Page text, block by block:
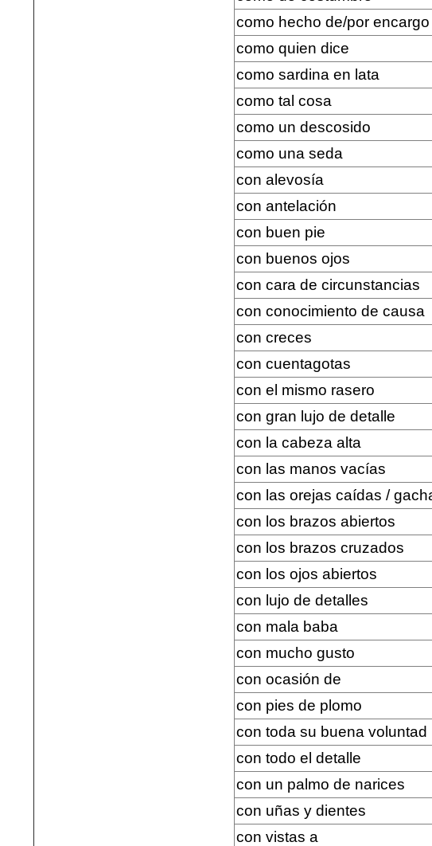
como hecho de/por encargo
como quien dice
como sardina en lata
como tal cosa
como un descosido
como una seda
con alevosía
con antelación
con buen pie
con buenos ojos
con cara de circunstancias
con conocimiento de causa
con creces
con cuentagotas
con el mismo rasero
con gran lujo de detalle
con la cabeza alta
con las manos vacías
con las orejas caídas /
con los brazos abiertos
con los brazos cruzados
con los ojos abiertos
con lujo de detalles
con mala baba
con mucho gusto
con ocasión de
con pies de plomo
con toda su buena voluntad
con todo el detalle
con un palmo de narices
con uñas y dientes
con vistas a